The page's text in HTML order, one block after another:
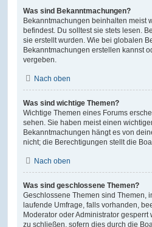
Was sind Bekanntmachungen?
Bekanntmachungen beinhalten meist
befindest. Du solltest sie stets lesen.
sie erstellt wurden. Wie bei globalen
Bekanntmachungen erstellen kannst
vergeben.
Nach oben
Was sind wichtige Themen?
Wichtige Themen eines Forums
sehen. Sie haben meist einen
Bekanntmachungen hängt es von
nicht; die Berechtigungen stellt die
Nach oben
Was sind geschlossene Themen?
Geschlossene Themen sind Themen,
laufende Umfrage, falls vorhanden,
Moderator oder Administrator
zu schließen, sofern dies durch die